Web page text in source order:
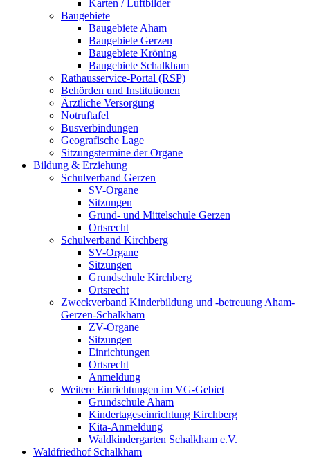
Karten / Luftbilder
Baugebiete
Baugebiete Aham
Baugebiete Gerzen
Baugebiete Kröning
Baugebiete Schalkham
Rathausservice-Portal (RSP)
Behörden und Institutionen
Ärztliche Versorgung
Notruftafel
Busverbindungen
Geografische Lage
Sitzungstermine der Organe
Bildung & Erziehung
Schulverband Gerzen
SV-Organe
Sitzungen
Grund- und Mittelschule Gerzen
Ortsrecht
Schulverband Kirchberg
SV-Organe
Sitzungen
Grundschule Kirchberg
Ortsrecht
Zweckverband Kinderbildung und -betreuung Aham-
Gerzen-Schalkham
ZV-Organe
Sitzungen
Einrichtungen
Ortsrecht
Anmeldung
Weitere Einrichtungen im VG-Gebiet
Grundschule Aham
Kindertageseinrichtung Kirchberg
Kita-Anmeldung
Waldkindergarten Schalkham e.V.
Waldfriedhof Schalkham